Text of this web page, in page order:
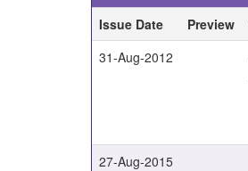
Issue Date
Preview
31-Aug-2012
27-Aug-2015